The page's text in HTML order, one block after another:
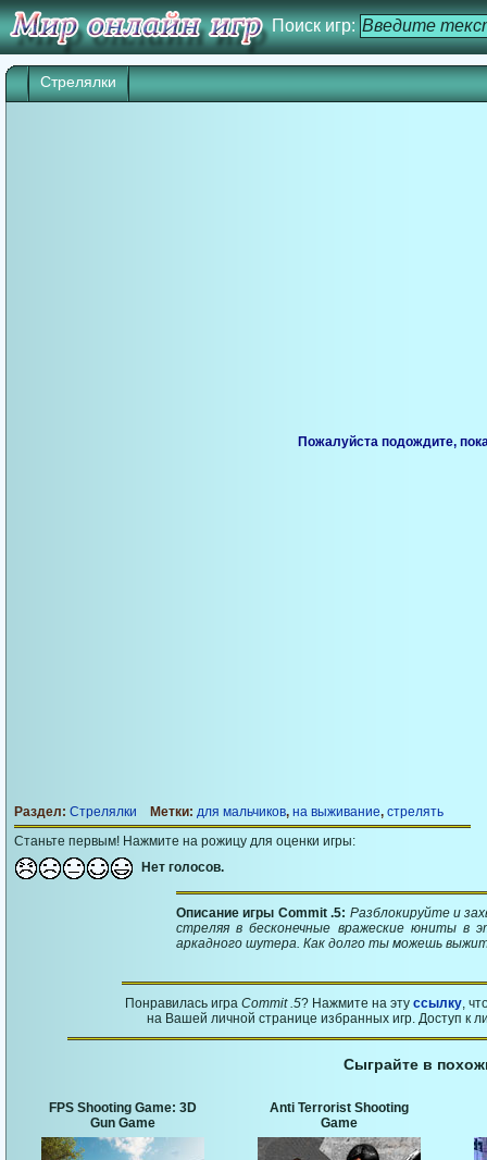
Поиск игр:
Стрелялки
Пожалуйста подождите,
Раздел: Стрелялки Метки: для мальчиков, на выживание, стрелять
Станьте первым! Нажмите на рожицу для оценки игры:
Нет голосов.
Описание игры Commit .5: Разблокируйте и
стреляя в бесконечные вражеские юниты в
аркадного шутера. Как долго ты можешь
Понравилась игра Commit .5? Нажмите на эту ссылку,
на Вашей личной странице избранных игр. Доступ к
Сыграйте в
FPS Shooting Game: 3D
Gun Game
Anti Terrorist Shooting
Game